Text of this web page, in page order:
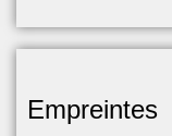
Empreintes